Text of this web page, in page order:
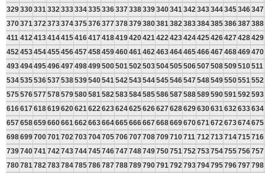
329330331 332 333334335336337338339340341 342 343344345346347
370371 372 373374375376377378379380381 382 383384385386387388
411 412 413414415416417418419420421 422 423424425426427428429
452 453454455456457458459460461 462 463464465466467468469470
493494495496497498499500501 502 503504505506507508509510511
534535536537538539540541 542 543544545546547548549550551 552
575576577578579580581 582 583584585586587588589590591 592 593
616617618619620621 622 623624625626627628629630631 632 633634
657658659660661 662 663664665666667668669670671 672 673674675
698699700701 702 703704705706707708709710711 712 713714715716
739740741 742 743744745746747748749750751 752 753754755756757
780781 782 783784785786787788789790791 792 793794795796797798